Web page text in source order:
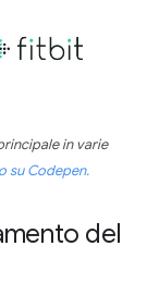
in varie
su Codepen.
del